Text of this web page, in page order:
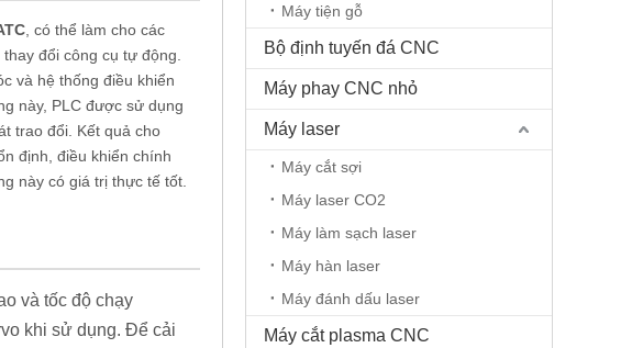
, có thể làm cho các
đổi công cụ tự động.
và hệ thống điều khiển
này, PLC được sử dụng
trao đổi. Kết quả cho
định, điều khiển chính
này có giá trị thực tế tốt.
và tốc độ chạy
khi sử dụng. Để cải
Máy tiện gỗ
Bộ định tuyến đá CNC
Máy phay CNC nhỏ
Máy laser
Máy cắt sợi
Máy laser CO2
Máy làm sạch laser
Máy hàn laser
Máy đánh dấu laser
Máy cắt plasma CNC